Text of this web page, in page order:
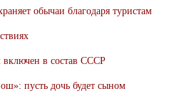
обычаи благодаря туристам
включен в состав СССР
пусть дочь будет сыном